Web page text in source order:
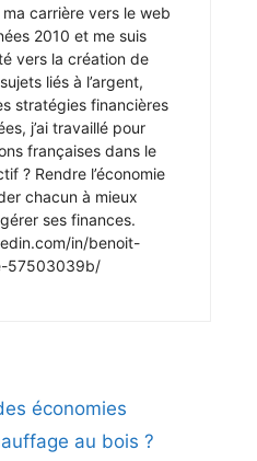
ma carrière vers le web
2010 et me suis
vers la création de
liés à l’argent,
stratégies financières
j’ai travaillé pour
françaises dans le
? Rendre l’économie
chacun à mieux
ses finances.
in/benoit-
57503039b/
économies
au bois ?